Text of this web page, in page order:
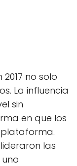
no solo
La influencia
sin
en que los
lideraron las